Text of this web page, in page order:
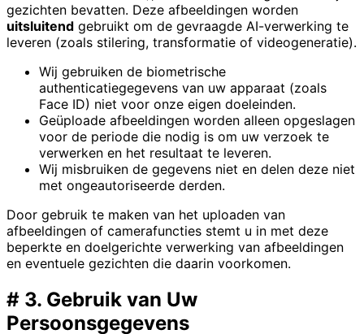
gezichten bevatten. Deze afbeeldingen worden
uitsluitend gebruikt om de gevraagde AI-verwerking te
leveren (zoals stilering, transformatie of videogeneratie).
Wij gebruiken de biometrische
authenticatiegegevens van uw apparaat (zoals
Face ID) niet voor onze eigen doeleinden.
Geüploade afbeeldingen worden alleen opgeslagen
voor de periode die nodig is om uw verzoek te
verwerken en het resultaat te leveren.
Wij misbruiken de gegevens niet en delen deze niet
met ongeautoriseerde derden.
Door gebruik te maken van het uploaden van
afbeeldingen of camerafuncties stemt u in met deze
beperkte en doelgerichte verwerking van afbeeldingen
en eventuele gezichten die daarin voorkomen.
# 3. Gebruik van Uw
Persoonsgegevens